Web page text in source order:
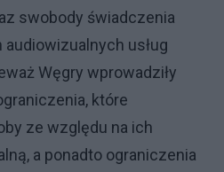
swobody świadczenia
usług
Węgry wprowadziły
które
ze względu na ich
a ponadto ograniczenia